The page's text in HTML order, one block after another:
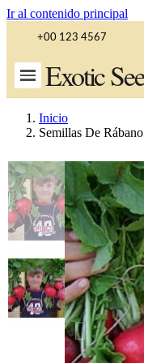
Ir al contenido principal
+00 123 4567
Exotic
Inicio
Semillas De